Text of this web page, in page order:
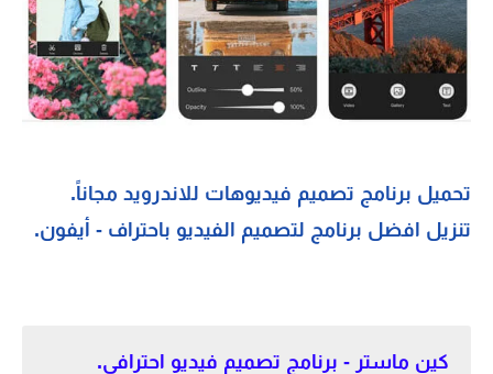
تحميل برنامج تصميم فيديوهات للاندرويد مجاناً.
تنزيل افضل برنامج لتصميم الفيديو باحتراف - أيفون.
كين ماستر - برنامج تصميم فيديو احترافي.